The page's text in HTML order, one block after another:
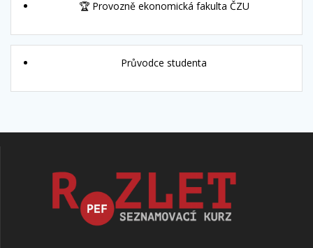
🏆 Provozně ekonomická fakulta ČZU
Průvodce studenta